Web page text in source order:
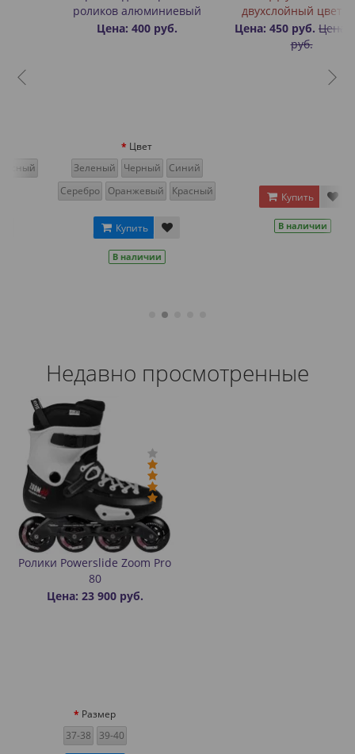
роликов алюминиевый
Цена: 400 руб.
Зеленый
Черный
Синий
Оранжевый Красный
Купить
В наличии
двухслойный цветной
Цена: 450 руб. Цена: 600
Купить
В наличии
Недавно просмотренные
Ролики Powerslide Zoom Pro
80
Цена: 23 900 руб.
Размер
37-38
39-40